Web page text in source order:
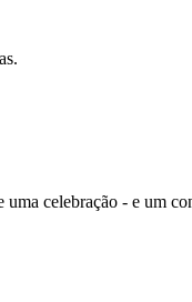
celebração - e um